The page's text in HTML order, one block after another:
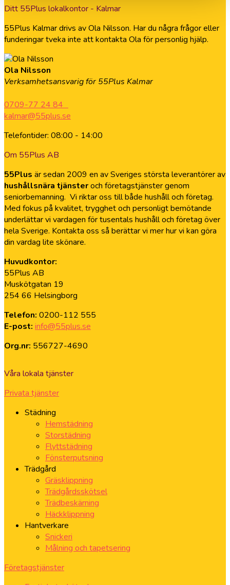
Ditt 55Plus lokalkontor - Kalmar
55Plus Kalmar drivs av Ola Nilsson. Har du några frågor eller
funderingar tveka inte att kontakta Ola för personlig hjälp.
Ola Nilsson
Verksamhetsansvarig för 55Plus Kalmar
0709-77 24 84
kalmar@55plus.se
Telefontider: 08:00 - 14:00
Om 55Plus AB
55Plus är sedan 2009 en av Sveriges största leverantörer av
hushållsnära tjänsteroch företagstjänster genom
seniorbemanning. Vi riktar oss till både hushåll och företag.
Med fokus på kvalitet, trygghet och personligt bemötande
underlättar vi vardagen för tusentals hushåll och företag över
hela Sverige. Kontakta oss så berättar vi mer hur vi kan göra
din vardag lite skönare.
Huvudkontor:
55Plus AB
Muskötgatan 19
254 66 Helsingborg
Telefon: 0200-112 555
E-post: info@55plus.se
Org.nr: 556727-4690
Våra lokala tjänster
Privata tjänster
Städning
Hemstädning
Storstädning
Flyttstädning
Fönsterputsning
Trädgård
Gräsklippning
Trädgårdsskötsel
Trädbeskärning
Häckklippning
Hantverkare
Snickeri
Målning och tapetsering
Företagstjänster